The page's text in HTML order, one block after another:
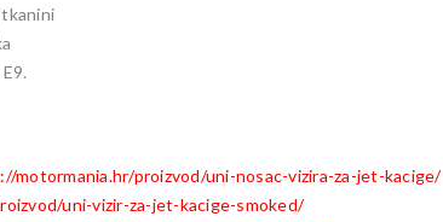
motormania.hr/proizvod/uni-nosac-vizira-za-jet-kacige/
uni-vizir-za-jet-kacige-smoked/